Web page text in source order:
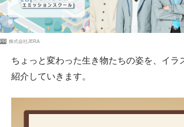
PR 株式会社JERA
ちょっと変わった生き物たちの姿を、イラ
紹介していきます。